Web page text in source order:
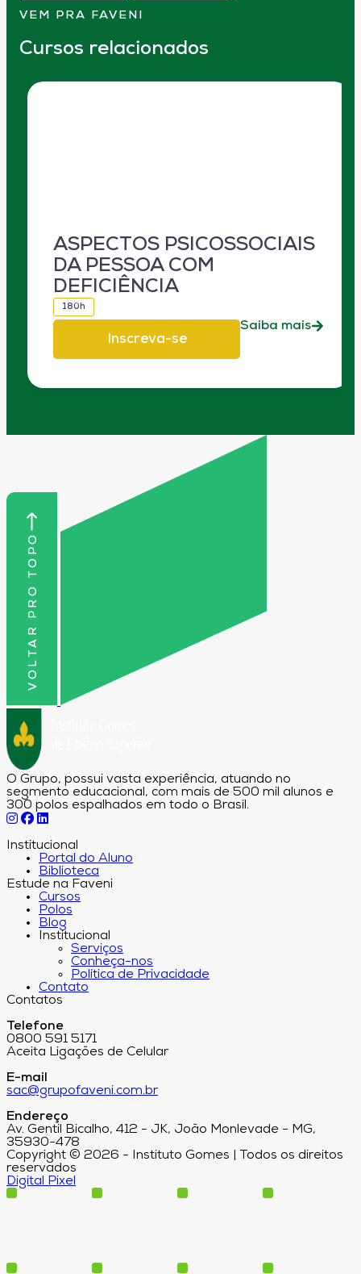
VEM PRA FAVENI
Cursos relacionados
ASPECTOS PSICOSSOCIAIS
DA PESSOA COM
DEFICIÊNCIA
180h
Inscreva-se
Saiba mais
VOLTAR PRO TOPO
O Grupo, possui vasta experiência, atuando no
segmento educacional, com mais de 500 mil alunos e
300 polos espalhados em todo o Brasil.
Institucional
Portal do Aluno
Biblioteca
Estude na Faveni
Cursos
Polos
Blog
Institucional
Serviços
Conheça-nos
Política de Privacidade
Contato
Contatos
Telefone
0800 591 5171
Aceita Ligações de Celular
E-mail
sac@grupofaveni.com.br
Endereço
Av. Gentil Bicalho, 412 - JK, João Monlevade - MG,
35930-478
Copyright © 2026 - Instituto Gomes | Todos os direitos
reservados
Digital Pixel